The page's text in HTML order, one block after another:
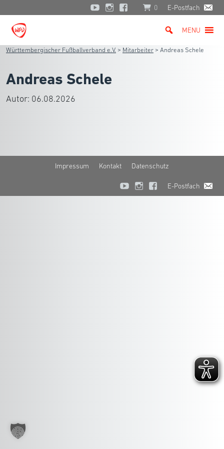
0 E-Postfach
MENU
Württembergischer Fußballverband e.V. > Mitarbeiter > Andreas Schele
Andreas Schele
Autor: 06.08.2026
Impressum Kontakt Datenschutz
E-Postfach